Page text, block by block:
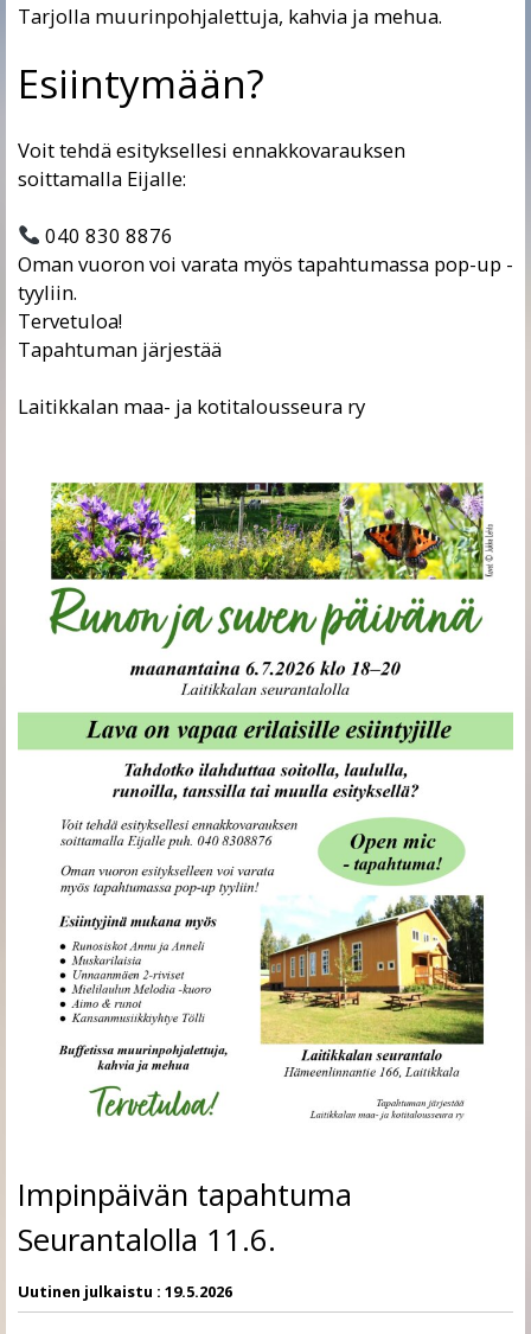
Tarjolla muurinpohjalettuja, kahvia ja mehua.
Esiintymään?
Voit tehdä esityksellesi ennakkovarauksen
soittamalla Eijalle:
040 830 8876
Oman vuoron voi varata myös tapahtumassa pop-up -
tyyliin.
Tervetuloa!
Tapahtuman järjestää
Laitikkalan maa- ja kotitalousseura ry
Impinpäivän tapahtuma
Seurantalolla 11.6.
Uutinen julkaistu : 19.5.2026